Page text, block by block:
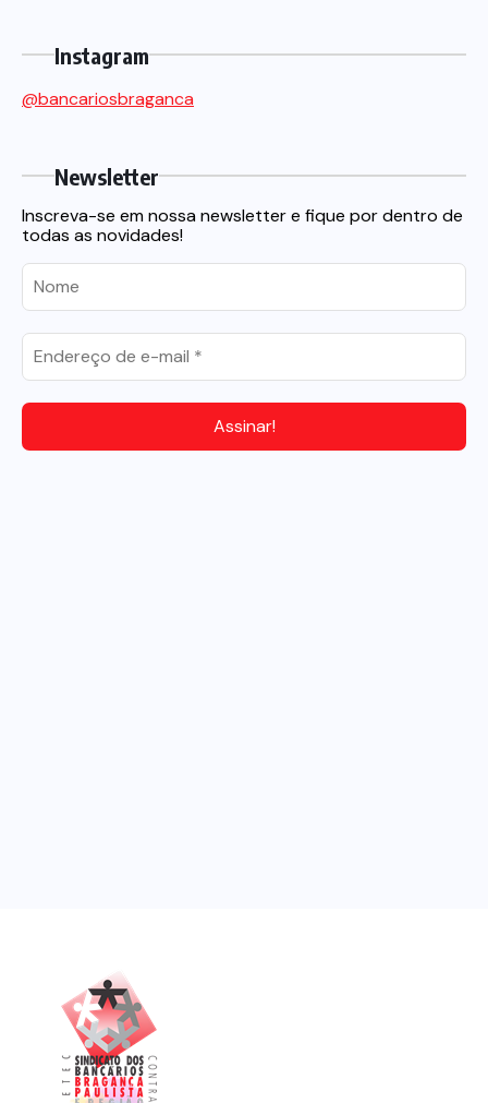
Instagram
@bancariosbraganca
Newsletter
Inscreva-se em nossa newsletter e fique por dentro de
todas as novidades!